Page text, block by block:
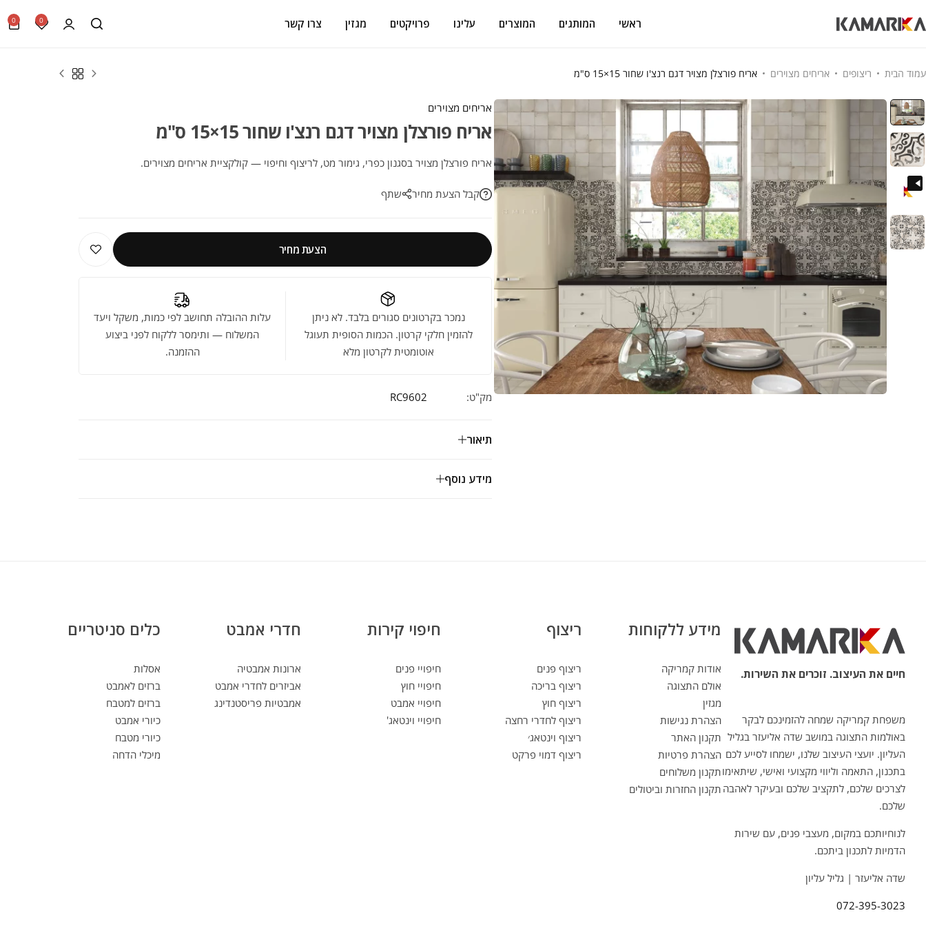
ראשי המותגים המוצרים עלינו פרויקטים מגזין צרו קשר 0
0
עמוד הבית ריצופים אריחים מצוירים אריח פורצלן מצויר דגם רנצ'ו שחור 15×15 ס"מ
אריחים מצוירים
אריח פורצלן מצויר דגם רנצ'ו שחור 15×15 ס"מ
אריח פורצלן מצויר בסגנון כפרי, גימור מט, לריצוף וחיפוי — קולקציית אריחים מצוירים.
קבל הצעת מחיר שתף
הצעת מחיר
נמכר בקרטונים סגורים בלבד. לא ניתן
להזמין חלקי קרטון. הכמות הסופית תעוגל
אוטומטית לקרטון מלא
עלות ההובלה תחושב לפי כמות, משקל ויעד
המשלוח — ותימסר ללקוח לפני ביצוע
ההזמנה.
מק"ט: RC9602
תיאור
מידע נוסף
חיים את העיצוב. זוכרים את השירות.
משפחת קמריקה שמחה להזמינכם לבקר
באולמות התצוגה במושב שדה אליעזר בגליל
העליון. יועצי העיצוב שלנו, ישמחו לסייע לכם
בתכנון, התאמה וליווי מקצועי ואישי, שיתאימו
לצרכים שלכם, לתקציב שלכם ובעיקר לאהבה
שלכם.
לנוחיותכם במקום, מעצבי פנים, עם שירות
הדמיות לתכנון ביתכם.
שדה אליעזר | גליל עליון
072-395-3023
מידע ללקוחות
אודות קמריקה
אולם התצוגה
מגזין
הצהרת נגישות
תקנון האתר
הצהרת פרטיות
תקנון משלוחים
תקנון החזרות וביטולים
ריצוף
ריצוף פנים
ריצוף בריכה
ריצוף חוץ
ריצוף לחדרי רחצה
ריצוף וינטאג׳
ריצוף דמוי פרקט
חיפוי קירות
חיפויי פנים
חיפויי חוץ
חיפויי אמבט
חיפויי וינטאג'
חדרי אמבט
ארונות אמבטיה
אביזרים לחדרי אמבט
אמבטיות פריסטנדינג
כלים סניטריים
אסלות
ברזים לאמבט
ברזים למטבח
כיורי אמבט
כיורי מטבח
מיכלי הדחה